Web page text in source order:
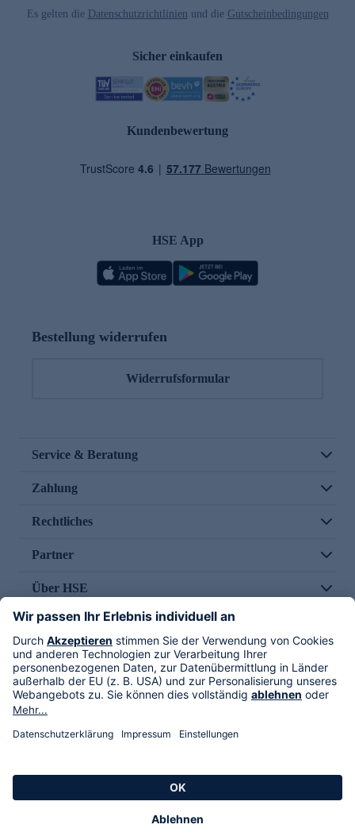
Es gelten die Datenschutzrichtlinien und die Gutscheinbedingungen
Sicher einkaufen
Kundenbewertung
HSE App
Bestellung widerrufen
Widerrufsformular
Service & Beratung
Zahlung
Rechtliches
Partner
Über HSE
Im TV
HSE International